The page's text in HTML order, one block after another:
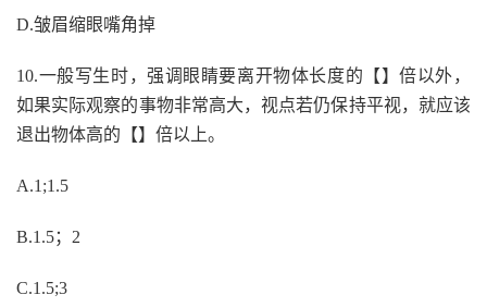
D.皱眉缩眼嘴角掉
10.一般写生时，强调眼睛要离开物体长度的【】倍以外，
如果实际观察的事物非常高大，视点若仍保持平视，就应该
退出物体高的【】倍以上。
A.1;1.5
B.1.5；2
C.1.5;3